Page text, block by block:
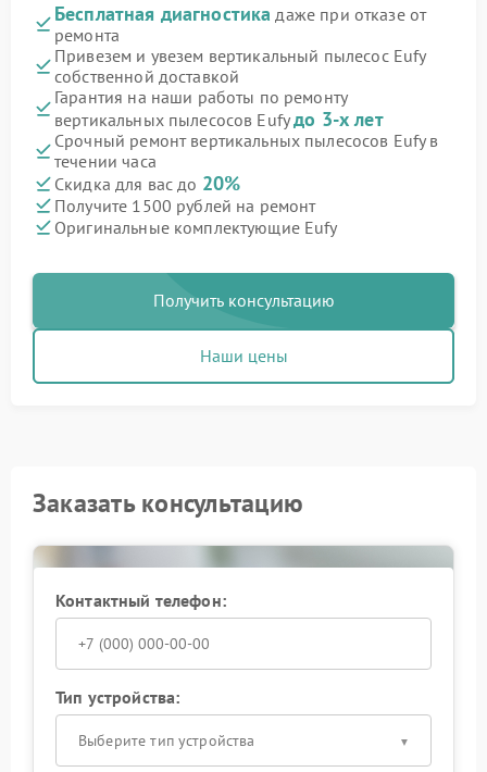
Бесплатная диагностика даже при отказе от
ремонта
Привезем и увезем вертикальный пылесос Eufy
собственной доставкой
Гарантия на наши работы по ремонту
вертикальных пылесосов Eufyдо 3-х лет
Срочный ремонт вертикальных пылесосов Eufy в
течении часа
Скидка для вас до 20%
Получите 1500 рублей на ремонт
Оригинальные комплектующие Eufy
Получить консультацию
Наши цены
Заказать консультацию
Контактный телефон:
Тип устройства:
Выберите тип устройства